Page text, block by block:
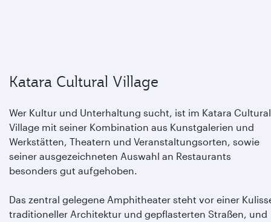
Katara Cultural Village
Wer Kultur und Unterhaltung sucht, ist im Katara Cultural
Village mit seiner Kombination aus Kunstgalerien und
Werkstätten, Theatern und Veranstaltungsorten, sowie
seiner ausgezeichneten Auswahl an Restaurants
besonders gut aufgehoben.
Das zentral gelegene Amphitheater steht vor einer
traditioneller Architektur und gepflasterten Straßen, und